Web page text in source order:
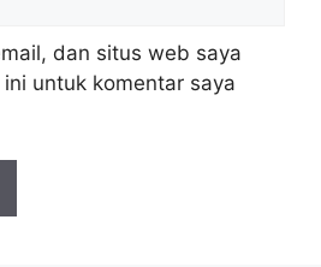
dan situs web saya
untuk komentar saya